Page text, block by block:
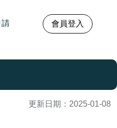
請 會員登入
更新日期： 2025-01-08